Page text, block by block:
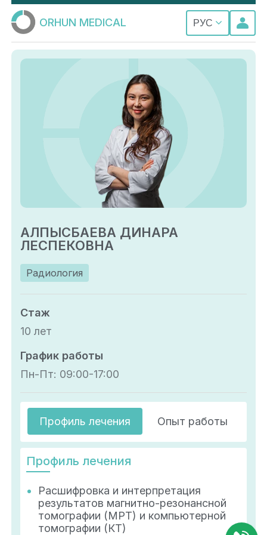
ORHUN MEDICAL РУС
АЛПЫСБАЕВА ДИНАРА
ЛЕСПЕКОВНА
Радиология
Стаж
10 лет
График работы
Пн-Пт: 09:00-17:00
Профиль лечения Опыт работы
Профиль лечения
Расшифровка и интерпретация
результатов магнитно-резонансной
томографии (МРТ) и компьютерной
томографии (КТ)